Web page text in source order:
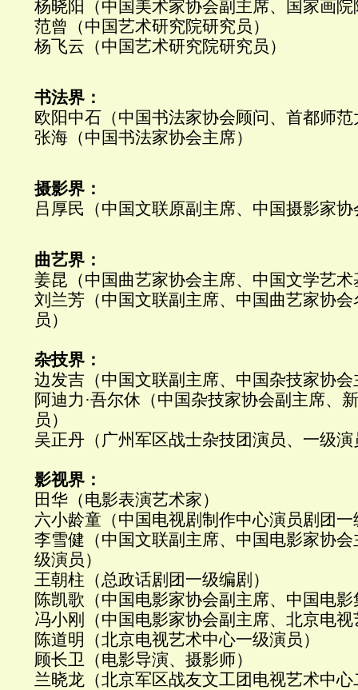
杨晓阳（中国美术家协会副主席、国家画院
范曾（中国艺术研究院研究员）
杨飞云（中国艺术研究院研究员）
书法界：
欧阳中石（中国书法家协会顾问、首都师
张海（中国书法家协会主席）
摄影界：
吕厚民（中国文联原副主席、中国摄影家
曲艺界：
姜昆（中国曲艺家协会主席、中国文学艺
刘兰芳（中国文联副主席、中国曲艺家协
员）
杂技界：
边发吉（中国文联副主席、中国杂技家协会
阿迪力·吾尔休（中国杂技家协会副主席、
员）
吴正丹（广州军区战士杂技团演员、一级演
影视界：
田华（电影表演艺术家）
六小龄童（中国电视剧制作中心演员剧团
李雪健（中国文联副主席、中国电影家协
级演员）
王朝柱（总政话剧团一级编剧）
陈凯歌（中国电影家协会副主席、中国电
冯小刚（中国电影家协会副主席、北京电
陈道明（北京电视艺术中心一级演员）
顾长卫（电影导演、摄影师）
兰晓龙（北京军区战友文工团电视艺术中